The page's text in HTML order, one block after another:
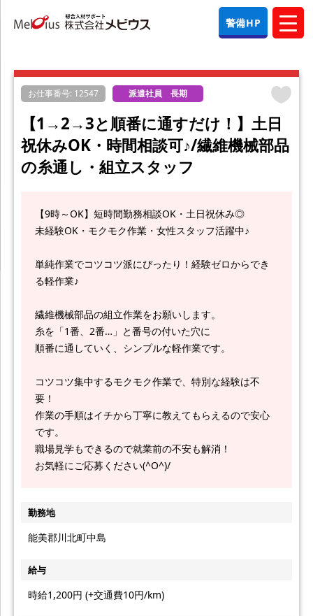
警備HP
お仕事番号: 12547 派遣社員 長期
【1→2→3と順番に通すだけ！】土日
祝休みOK・時間相談可♪/繊維機械部品
の糸通し・組立スタッフ
【9時～OK】短時間勤務相談OK・土日祝休み◎
未経験OK・モクモク作業・女性スタッフ活躍中♪
単純作業でコツコツ派にぴったり！経験ゼロからでき
る軽作業♪
繊維機械部品の組立作業をお願いします。
糸を「1番、2番…」と番号の付いた穴に
順番に通していく、シンプルな軽作業です。
コツコツ集中するモクモク作業で、特別な経験は不
要！
作業の手順はイチから丁寧に教えてもらえるので安心
です。
職場見学もできるので就業前の不安も解消！
お気軽にご応募ください(^O^)/
勤務地
能美郡川北町中島
給与
時給1,200円 (+交通費10円/km)